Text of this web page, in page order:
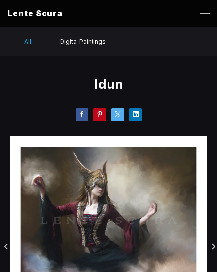
Lente Scura
All Digital Paintings
Idun